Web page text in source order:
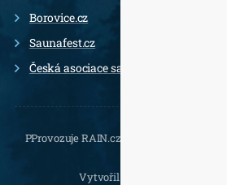
Borovice.cz
Saunafest.cz
Česká asociace saunérů
PProvozuje RAIN.cz, Daliborova 22a, 102
Vytvořil